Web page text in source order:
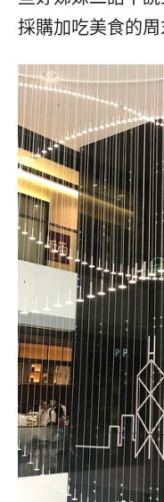
採購加吃美食的周